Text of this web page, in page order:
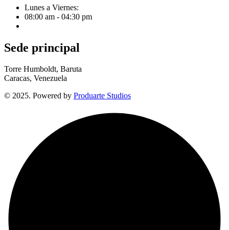
Lunes a Viernes:
08:00 am - 04:30 pm
Sede principal
Torre Humboldt, Baruta
Caracas, Venezuela
© 2025. Powered by Produarte Studios